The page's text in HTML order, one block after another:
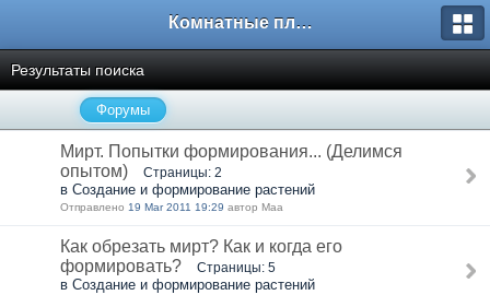
Комнатные плодовые экзоты
Результаты поиска
Форумы
Мирт. Попытки формирования... (Делимся
опытом)
Страницы: 2
в Создание и формирование растений
Отправлено 19 Mar 2011 19:29 автор Маа
Как обрезать мирт? Как и когда его
формировать?
Страницы: 5
в Создание и формирование растений